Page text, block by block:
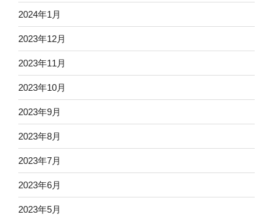
2024年1月
2023年12月
2023年11月
2023年10月
2023年9月
2023年8月
2023年7月
2023年6月
2023年5月